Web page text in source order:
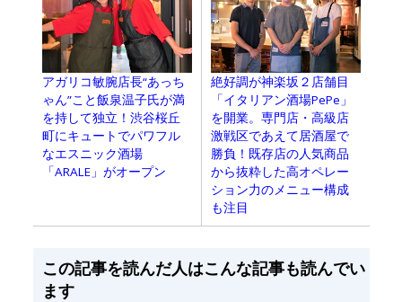
アガリコ敏腕店長“あっち
ゃん”こと飯泉温子氏が満
を持して独立！渋谷桜丘
町にキュートでパワフル
なエスニック酒場
「ARALE」がオープン
絶好調が神楽坂２店舗目
「イタリアン酒場PePe」
を開業。専門店・高級店
激戦区であえて居酒屋で
勝負！既存店の人気商品
から抜粋した高オペレー
ション力のメニュー構成
も注目
この記事を読んだ人はこんな記事も読んでい
ます